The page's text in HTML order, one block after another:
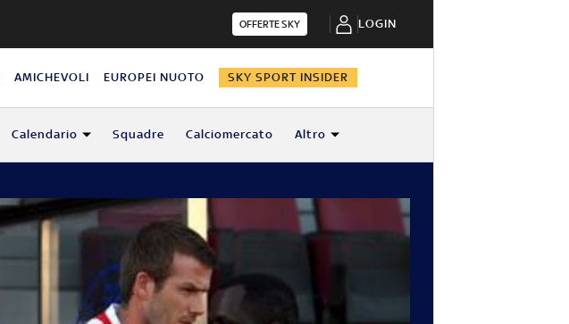
OFFERTE SKY LOGIN
AMICHEVOLI EUROPEI NUOTO SKY SPORT INSIDER
Calendario Squadre Calciomercato Altro